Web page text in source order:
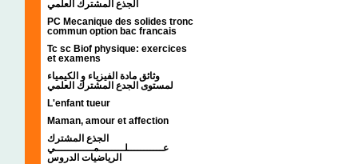
الجذع المشترك العلمي
PC Mecanique des solides tronc
commun option bac francais
Tc sc Biof physique: exercices
et examens
وثائق مادة الفيزياء و الكيمياء
L'enfant tueur
Maman, amour et affection
الجذع المشترك
عـــــــــــلــــــــمــــــــــــي
الرياضيات الدروس